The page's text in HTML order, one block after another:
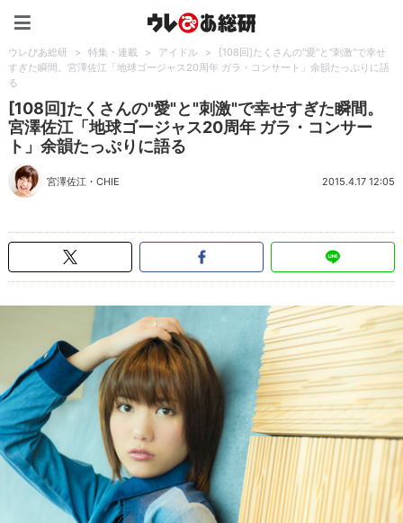
ウレぴあ総研 > 特集・連載 > アイドル >
[108回]たくさんの"愛"と"刺激"で幸せ
すぎた瞬間。宮澤佐江「地球ゴージャス20周年 ガラ・コンサート」余韻たっぷりに語
る
[108回]たくさんの"愛"と"刺激"で幸せすぎた瞬間。
宮澤佐江「地球ゴージャス20周年 ガラ・コンサー
ト」余韻たっぷりに語る
宮澤佐江 ・CHIE 2015.4.17 12:05